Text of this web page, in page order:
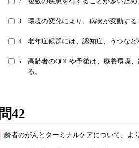
3 環境の変化により、病状が変動す
4 老年症候群には、認知症、うつな
5
高齢者のQOLや予後は、療養環境
る。
問42
齢者のがんとターミナルケアについて、よ